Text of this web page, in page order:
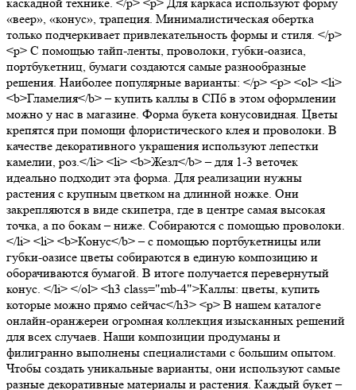
«веер», «конус», трапеция. Минималистическая обертка
только подчеркивает привлекательность формы и стиля. </p>
<p> С помощью тайп-ленты, проволоки, губки-оазиса,
портбукетниц, бумаги создаются самые разнообразные
решения. Наиболее популярные варианты: </p> <p> <ol> <li>
<b>Гламелия</b> – купить каллы в СПб в этом оформлении
можно у нас в магазине. Форма букета конусовидная. Цветы
крепятся при помощи флористического клея и проволоки. В
качестве декоративного украшения используют лепестки
камелии, роз.</li> <li> <b>Жезл</b> – для 1-3 веточек
идеально подходит эта форма. Для реализации нужны
растения с крупным цветком на длинной ножке. Они
закрепляются в виде скипетра, где в центре самая высокая
точка, а по бокам – ниже. Собираются с помощью проволоки.
</li> <li> <b>Конус</b> – с помощью портбукетницы или
губки-оазисе цветы собираются в единую композицию и
оборачиваются бумагой. В итоге получается перевернутый
конус. </li> </ol> <h3 class="mb-4">Каллы: цветы, купить
которые можно прямо сейчас</h3> <p> В нашем каталоге
онлайн-оранжереи огромная коллекция изысканных решений
для всех случаев. Наши композиции продуманы и
филигранно выполнены специалистами с большим опытом.
Чтобы создать уникальные варианты, они используют самые
разные декоративные материалы и растения. Каждый букет –